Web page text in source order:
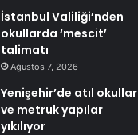
İstanbul Valiliği’nden
okullarda ‘mescit’
talimatı
Ağustos 7, 2026
Yenişehir’de atıl okullar
ve metruk yapılar
yıkılıyor